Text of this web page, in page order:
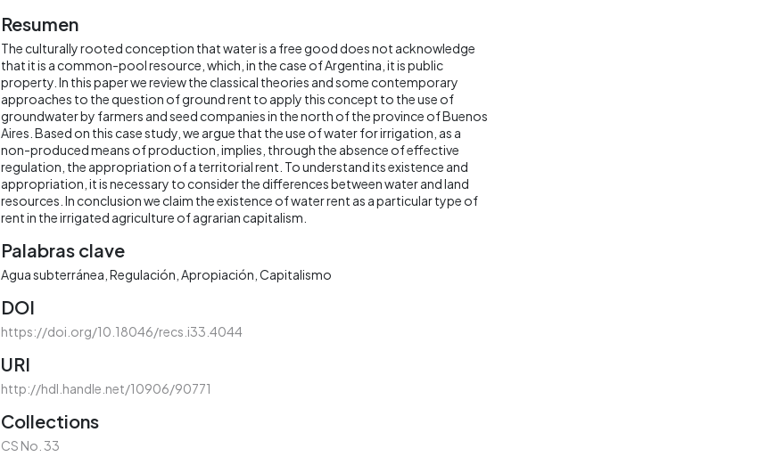
Resumen
The culturally rooted conception that water is a free good does not acknowledge
that it is a common-pool resource, which, in the case of Argentina, it is public
property. In this paper we review the classical theories and some contemporary
approaches to the question of ground rent to apply this concept to the use of
groundwater by farmers and seed companies in the north of the province of Buenos
Aires. Based on this case study, we argue that the use of water for irrigation, as a
non-produced means of production, implies, through the absence of effective
regulation, the appropriation of a territorial rent. To understand its existence and
appropriation, it is necessary to consider the differences between water and land
resources. In conclusion we claim the existence of water rent as a particular type of
rent in the irrigated agriculture of agrarian capitalism.
Palabras clave
Agua subterránea Regulación Apropiación Capitalismo
DOI
https://doi.org/10.18046/recs.i33.4044
URI
http://hdl.handle.net/10906/90771
Collections
CS No. 33